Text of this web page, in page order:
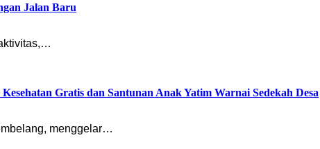
Jalan Baru
Gratis dan Santunan Anak Yatim Warnai Sedekah Desa
menggelar…